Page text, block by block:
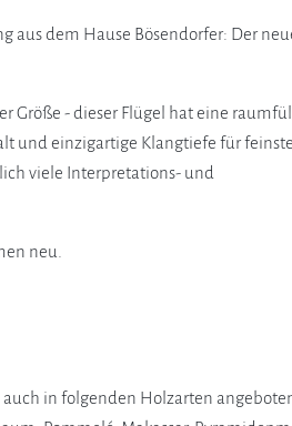
aus dem Hause Bösendorfer: Der
Größe - dieser Flügel hat eine
und einzigartige Klangtiefe für feinste
viele Interpretations- und
neu.
auch in folgenden Holzarten